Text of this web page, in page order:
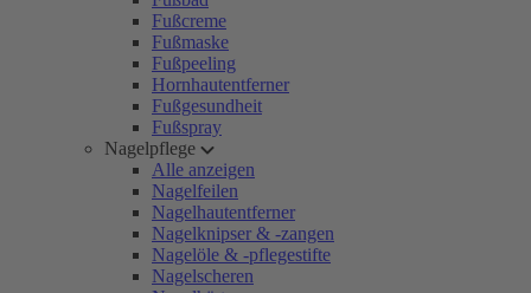
Fußcreme
Fußmaske
Fußpeeling
Hornhautentferner
Fußgesundheit
Fußspray
Nagelpflege
Alle anzeigen
Nagelfeilen
Nagelhautentferner
Nagelknipser & -zangen
Nagelöle & -pflegestifte
Nagelscheren